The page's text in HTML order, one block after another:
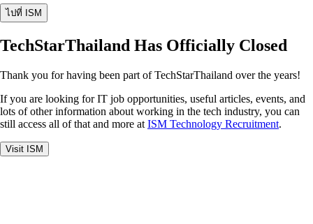
ไปที่ ISM
TechStarThailand Has Officially Closed
Thank you for having been part of TechStarThailand over the years!
If you are looking for IT job opportunities, useful articles, events, and
lots of other information about working in the tech industry, you can
still access all of that and more at ISM Technology Recruitment.
Visit ISM